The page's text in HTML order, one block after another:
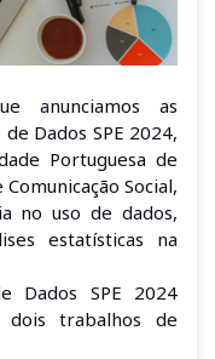
anunciamos as
Dados SPE 2024,
Portuguesa de
Social,
no uso de dados,
estatísticas na
Dados SPE 2024
dois trabalhos de